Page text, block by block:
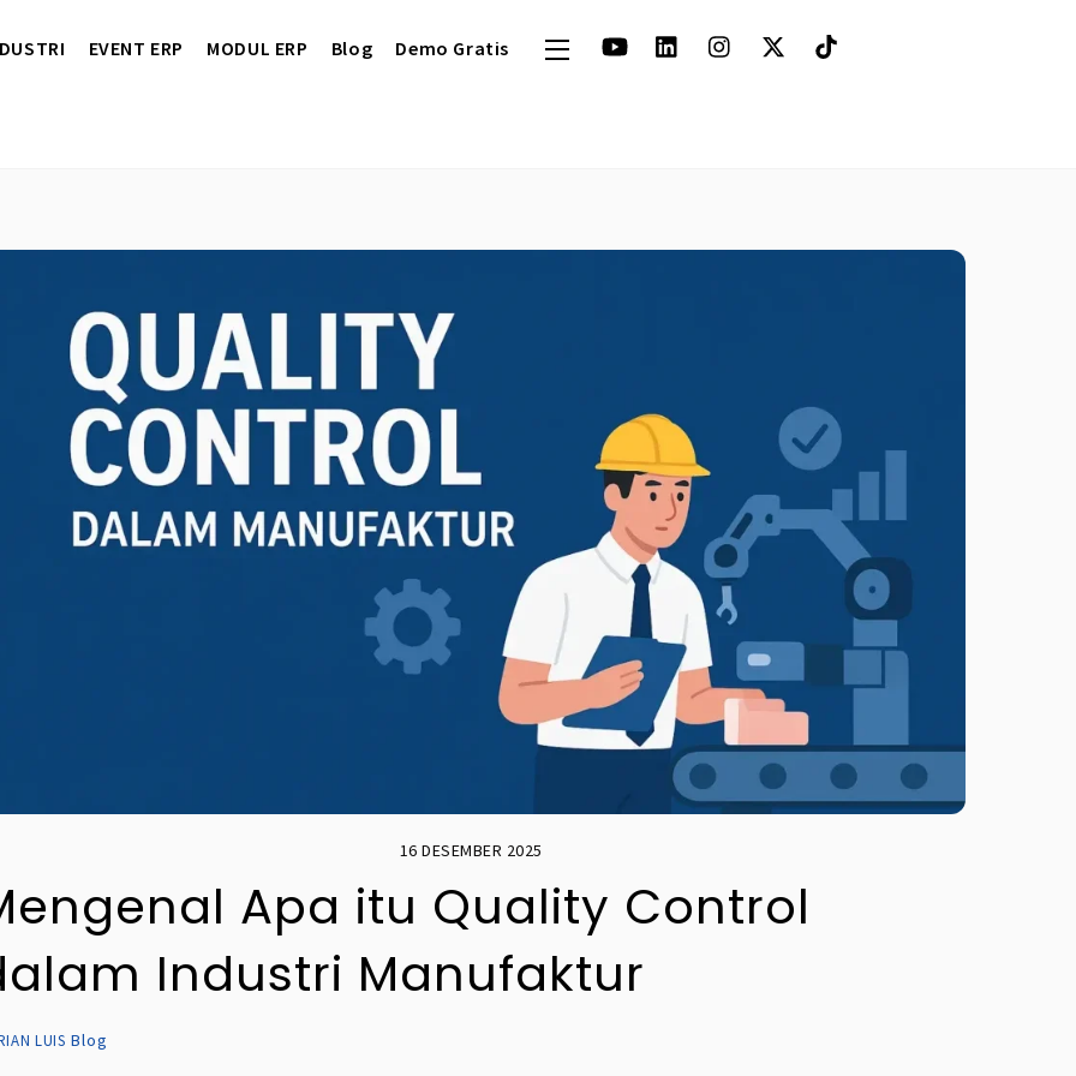
EVENT ERP MODUL ERP Blog Demo Gratis Widgets
16 DESEMBER 2025
Apa itu Quality Control
Industri Manufaktur
LUIS Blog